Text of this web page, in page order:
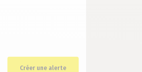
Créer une alerte